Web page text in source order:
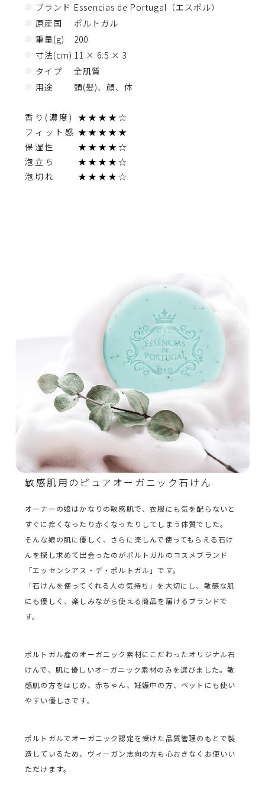
ブランド Essencias de Portugal（エスポル）
原産国
ポルトガル
重量(g)
200
寸法(cm) 11 × 6.5 × 3
タイプ
全肌質
用途
頭(髪)、顔、体
香り(濃度) ★★★★☆
フィット感 ★★★★★
保湿性
★★★★☆
泡立ち
★★★★☆
泡切れ
★★★★☆
敏感肌用のピュアオーガニック石けん
オーナーの娘はかなりの敏感肌で、衣服にも気を配らないと
すぐに痒くなったり赤くなったりしてしまう体質でした。
そんな娘の肌に優しく、さらに楽しんで使ってもらえる石け
んを探し求めて出会ったのがポルトガルのコスメブランド
「エッセンシアス・デ・ポルトガル」です。
「石けんを使ってくれる人の気持ち」を大切にし、敏感な肌
にも優しく、楽しみながら使える商品を届けるブランドで
す。
ポルトガル産のオーガニック素材にこだわったオリジナル石
けんで、肌に優しいオーガニック素材のみを選びました。敏
感肌の方をはじめ、赤ちゃん、妊娠中の方、ペットにも使い
やすい優しさです。
ポルトガルでオーガニック認定を受けた品質管理のもとで製
造しているため、ヴィーガン志向の方も心おきなくお使いい
ただけます。